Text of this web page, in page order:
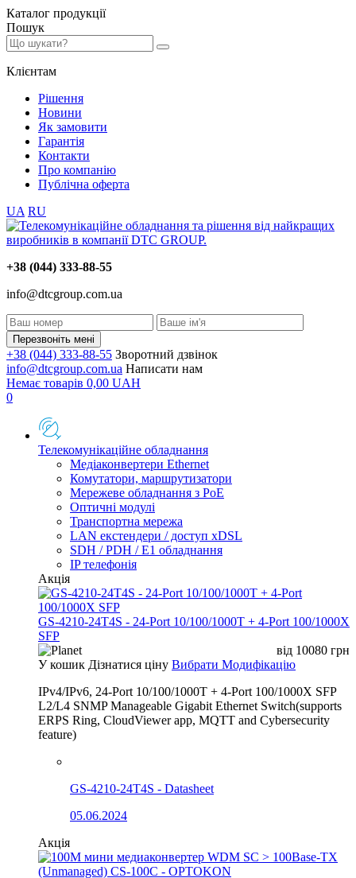
Каталог продукції
Пошук
Клієнтам
Рішення
Новини
Як замовити
Гарантія
Контакти
Про компанію
Публічна оферта
UA RU
+38 (044) 333-88-55
info@dtcgroup.com.ua
Перезвоніть мені
+38 (044) 333-88-55 Зворотний дзвінок
info@dtcgroup.com.ua Написати нам
Немає товарів 0,00 UAH
0
Телекомунікаційне обладнання
Медіаконвертери Ethernet
Комутатори, маршрутизатори
Мережеве обладнання з PoE
Оптичні модулі
Транспортна мережа
LAN екстендери / доступ xDSL
SDH / PDH / E1 обладнання
IP телефонія
Акція
GS-4210-24T4S - 24-Port 10/100/1000T + 4-Port 100/1000X
SFP
від 10080 грн
У кошик Дізнатися ціну Вибрати Модифікацію
IPv4/IPv6, 24-Port 10/100/1000T + 4-Port 100/1000X SFP
L2/L4 SNMP Manageable Gigabit Ethernet Switch(supports
ERPS Ring, CloudViewer app, MQTT and Cybersecurity
feature)
GS-4210-24T4S - Datasheet
05.06.2024
Акція